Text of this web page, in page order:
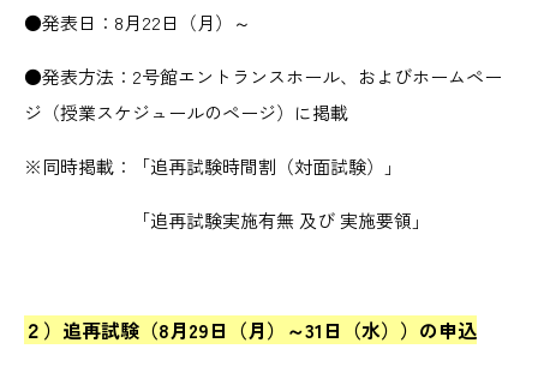
●発表日：8月22日（月）～
●発表方法：2号館エントランスホール、およびホームペー
ジ（授業スケジュールのページ）に掲載
※同時掲載：「追再試験時間割（対面試験）」
「追再試験実施有無 及び 実施要領」
２）追再試験 （8月29日（月）～31日（水）） の申込